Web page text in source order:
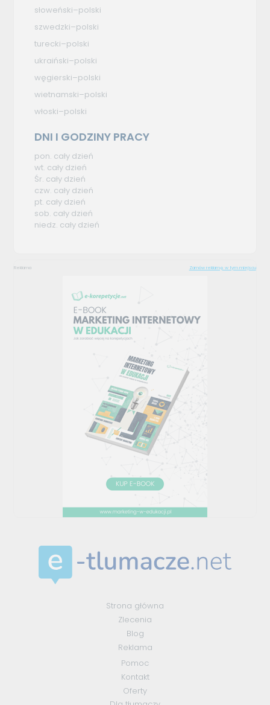
słoweński–polski
szwedzki–polski
turecki–polski
ukraiński–polski
węgierski–polski
wietnamski–polski
włoski–polski
DNI I GODZINY PRACY
pon. cały dzień
wt. cały dzień
Śr. cały dzień
czw. cały dzień
pt. cały dzień
sob. cały dzień
niedz. cały dzień
Reklama Zamów reklamę w tym miejscu
Strona główna
Zlecenia
Blog
Reklama
Pomoc
Kontakt
Oferty